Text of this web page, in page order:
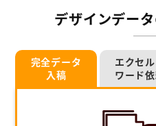
デザインデー
完全データ
入稿
エクセル
ワード